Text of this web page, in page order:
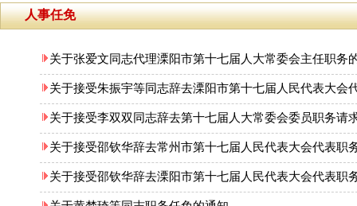
人事任免
关于张爱文同志代理溧阳市第十七届人大常委会主任职务
关于接受朱振宇等同志辞去溧阳市第十七届人民代表大会
关于接受李双双同志辞去第十七届人大常委会委员职务请
关于接受邵钦华辞去常州市第十七届人民代表大会代表职
关于接受邵钦华辞去溧阳市第十七届人民代表大会代表职